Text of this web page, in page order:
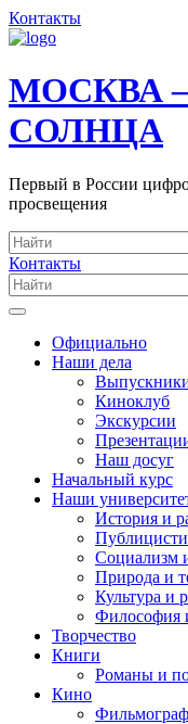
Контакты
МОСКВА
СОЛНЦА
Первый в России
просвещения
Контакты
Официально
Наши дела
Киноклуб
Экскурсии
Наш досуг
Начальный курс
Наши
История и
Социализм
Природа и
Культура и
Философия
Творчество
Книги
Романы и
Кино